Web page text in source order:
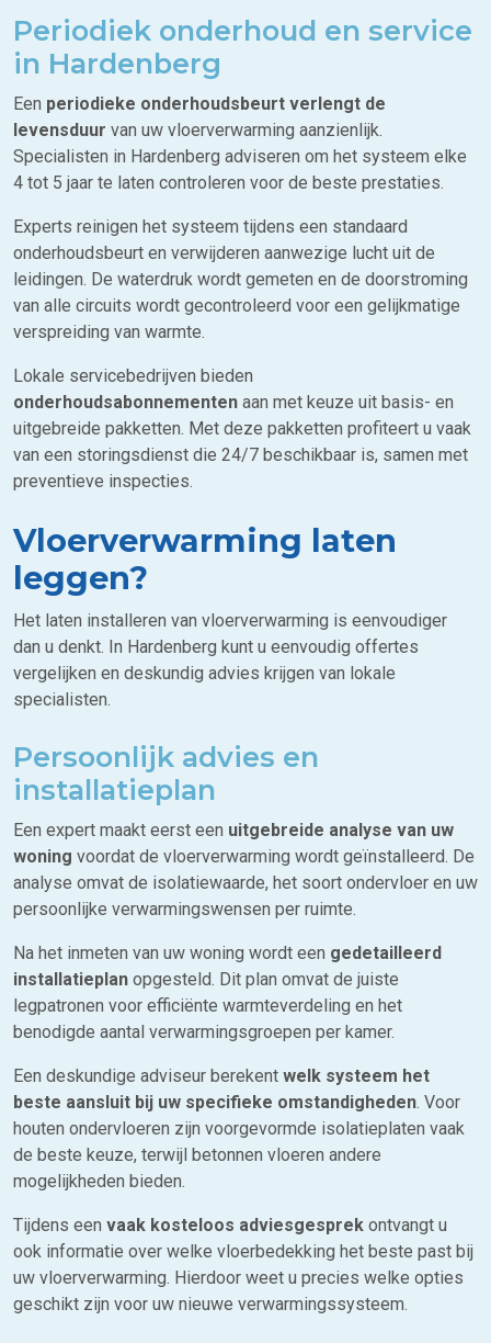
Periodiek onderhoud en service
in Hardenberg
Een periodieke onderhoudsbeurt verlengt de
levensduur van uw vloerverwarming aanzienlijk.
Specialisten in Hardenberg adviseren om het systeem elke
4 tot 5 jaar te laten controleren voor de beste prestaties.
Experts reinigen het systeem tijdens een standaard
onderhoudsbeurt en verwijderen aanwezige lucht uit de
leidingen. De waterdruk wordt gemeten en de doorstroming
van alle circuits wordt gecontroleerd voor een gelijkmatige
verspreiding van warmte.
Lokale servicebedrijven bieden
onderhoudsabonnementen aan met keuze uit basis- en
uitgebreide pakketten. Met deze pakketten profiteert u vaak
van een storingsdienst die 24/7 beschikbaar is, samen met
preventieve inspecties.
Vloerverwarming laten
leggen?
Het laten installeren van vloerverwarming is eenvoudiger
dan u denkt. In Hardenberg kunt u eenvoudig offertes
vergelijken en deskundig advies krijgen van lokale
specialisten.
Persoonlijk advies en
installatieplan
Een expert maakt eerst een uitgebreide analyse van uw
woning voordat de vloerverwarming wordt geïnstalleerd. De
analyse omvat de isolatiewaarde, het soort ondervloer en uw
persoonlijke verwarmingswensen per ruimte.
Na het inmeten van uw woning wordt een gedetailleerd
installatieplan opgesteld. Dit plan omvat de juiste
legpatronen voor efficiënte warmteverdeling en het
benodigde aantal verwarmingsgroepen per kamer.
Een deskundige adviseur berekent welk systeem het
beste aansluit bij uw specifieke omstandigheden. Voor
houten ondervloeren zijn voorgevormde isolatieplaten vaak
de beste keuze, terwijl betonnen vloeren andere
mogelijkheden bieden.
Tijdens een vaak kosteloos adviesgesprek ontvangt u
ook informatie over welke vloerbedekking het beste past bij
uw vloerverwarming. Hierdoor weet u precies welke opties
geschikt zijn voor uw nieuwe verwarmingssysteem.